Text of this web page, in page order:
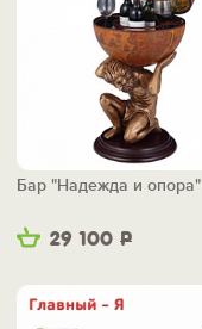
29 100 Р
Бар "Надежда и опора"